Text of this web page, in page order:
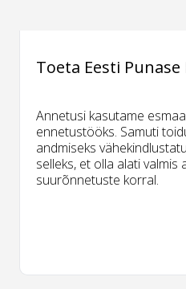
Toeta Eesti
Annetusi kasutame
ennetustööks. Samuti
andmiseks
selleks, et olla alati valmis
suurõnnetuste korral.